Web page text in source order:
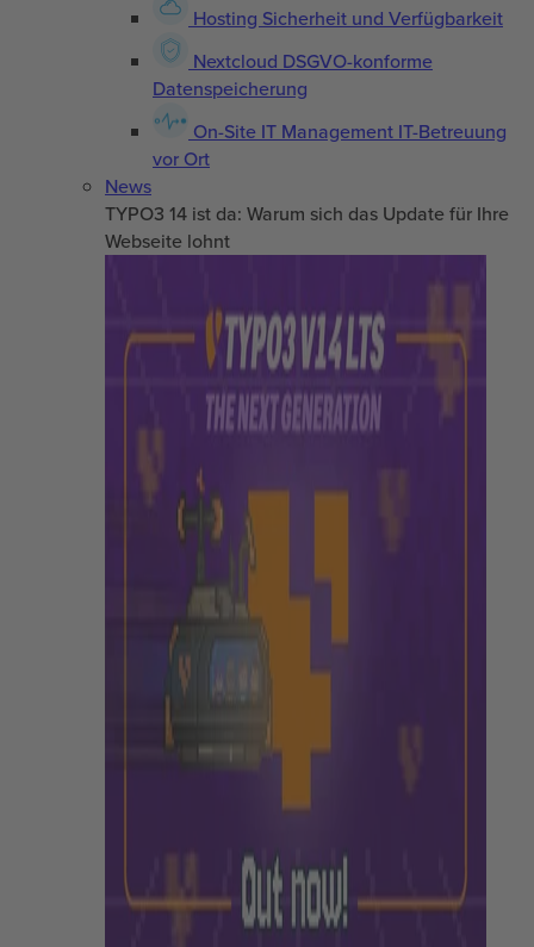
Hosting Sicherheit und Verfügbarkeit
Nextcloud DSGVO-konforme
Datenspeicherung
On-Site IT Management IT-Betreuung
vor Ort
News
TYPO3 14 ist da: Warum sich das Update für Ihre
Webseite lohnt